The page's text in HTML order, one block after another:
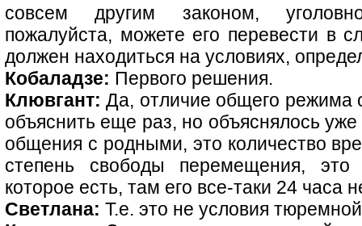
совсем другим законом,
пожалуйста, можете его перевести в
должен находиться на условиях,
Кобаладзе: Первого решения.
Клювгант: Да, отличие общего режима
объяснить еще раз, но объяснялось
общения с родными, это количество
степень свободы перемещения,
которое есть, там его все-таки 24 часа
Светлана: Т.е. это не условия